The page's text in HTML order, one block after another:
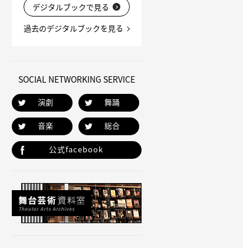
デジタルブックで見る
過去のデジタルブックを見る
SOCIAL NETWORKING SERVICE
演劇 舞踊
音楽 総合
公式facebook